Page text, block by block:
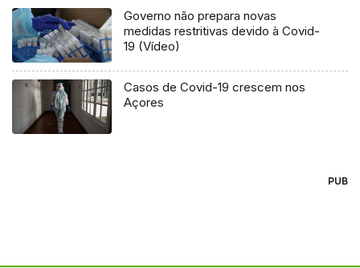
Governo não prepara novas
medidas restritivas devido à Covid-
19 (Vídeo)
Casos de Covid-19 crescem nos
Açores
PUB